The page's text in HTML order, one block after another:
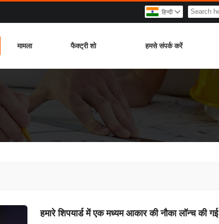
हिन्दी 
मामला फैक्ट्री शो हमसे संपर्क करें
हमारे शिपयार्ड में एक मध्यम आकार की नौका लॉन्च की गई